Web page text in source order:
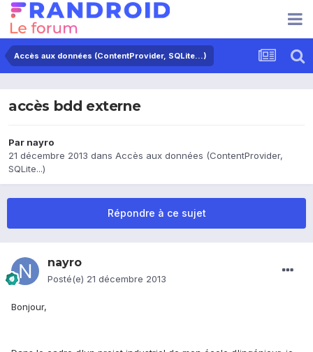
Accès aux données (ContentProvider, SQLite...)
accès bdd externe
Par nayro
21 décembre 2013 dans Accès aux données (ContentProvider,
SQLite...)
Répondre à ce sujet
nayro
Posté(e) 21 décembre 2013
Bonjour,